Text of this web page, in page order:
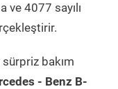
ve 4077 sayılı
bakım
- Benz B-